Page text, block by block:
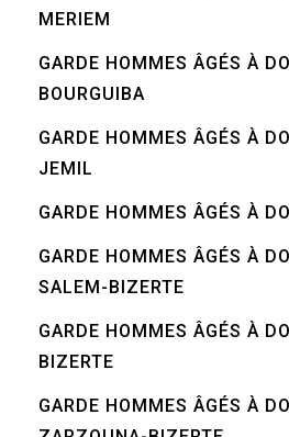
MERIEM
GARDE HOMMES ÂGÉS À
BOURGUIBA
GARDE HOMMES ÂGÉS À
JEMIL
GARDE HOMMES ÂGÉS À
GARDE HOMMES ÂGÉS À
SALEM-BIZERTE
GARDE HOMMES ÂGÉS À
BIZERTE
GARDE HOMMES ÂGÉS À